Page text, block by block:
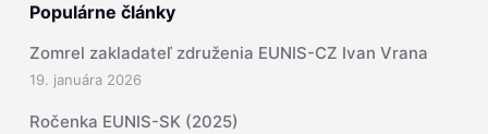
Populárne články
Zomrel zakladateľ združenia EUNIS-CZ Ivan Vrana
19. januára 2026
Ročenka EUNIS-SK (2025)